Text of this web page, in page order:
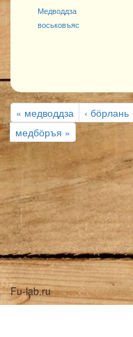
Медводдза
воськовъяс
« медводдза ‹ бӧрлань
медбӧръя »
Fu-lab.ru